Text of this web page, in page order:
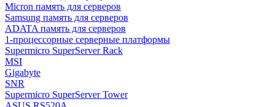
Micron память для серверов
Samsung память для серверов
ADATA память для серверов
1-процессорные серверные платформы
Supermicro SuperServer Rack
MSI
Gigabyte
SNR
Supermicro SuperServer Tower